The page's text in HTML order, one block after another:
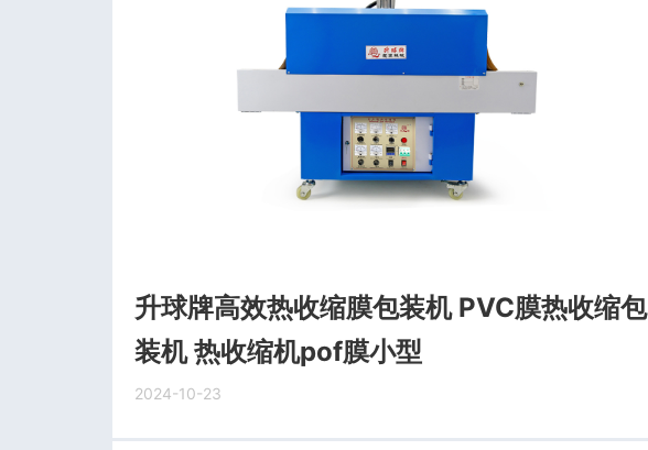
升球牌高效热收缩膜包装机 PVC膜热收缩包
装机 热收缩机pof膜小型
2024-10-23